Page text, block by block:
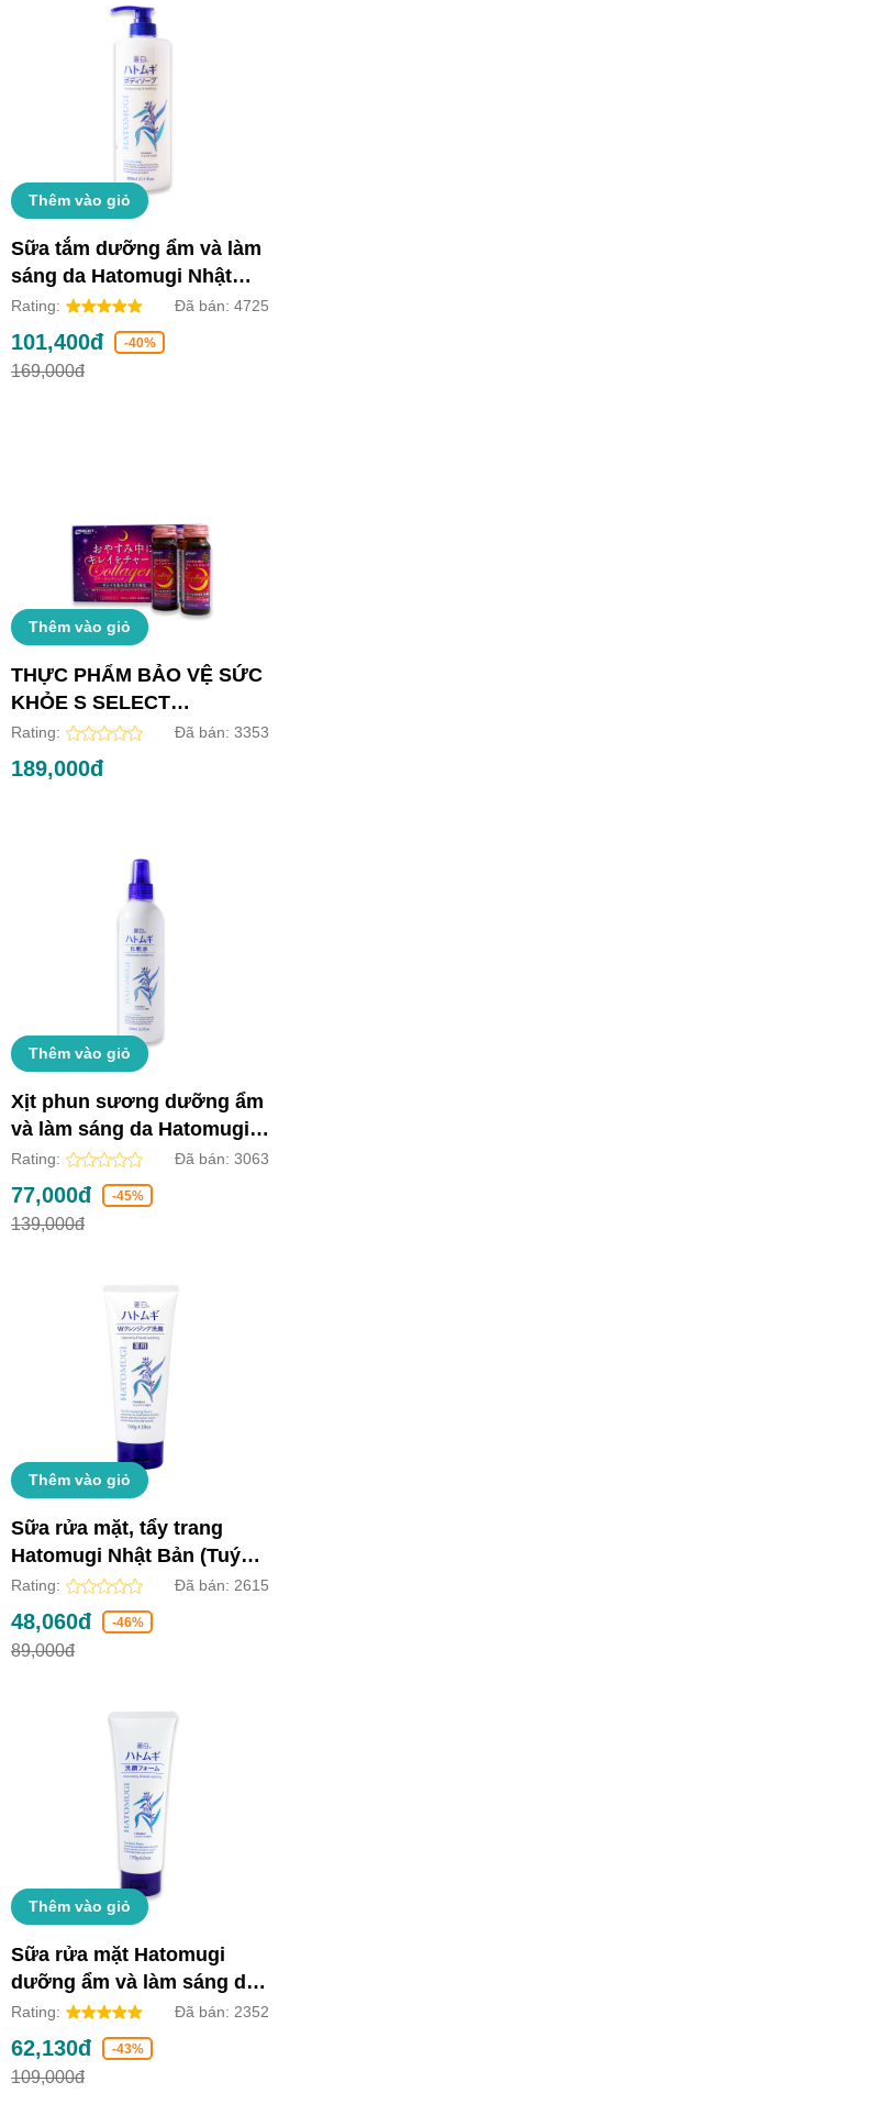
Thêm vào giỏ
Sữa tắm dưỡng ẩm và làm
sáng da Hatomugi Nhật
Bản (Chai 800ml)
Rating: Đã bán: 4725
101,400đ -40%
169,000đ
Thêm vào giỏ
THỰC PHẨM BẢO VỆ SỨC
KHỎE S SELECT
COLLAGEN DRINK (HỘP
10 LỌ)
Rating: Đã bán: 3353
189,000đ
Thêm vào giỏ
Xịt phun sương dưỡng ẩm
và làm sáng da Hatomugi
Nhật Bản (Chai 250ml)
Rating: Đã bán: 3063
77,000đ -45%
139,000đ
Thêm vào giỏ
Sữa rửa mặt, tẩy trang
Hatomugi Nhật Bản (Tuýp
130g)
Rating: Đã bán: 2615
48,060đ -46%
89,000đ
Thêm vào giỏ
Sữa rửa mặt Hatomugi
dưỡng ẩm và làm sáng da
(Tuýp 170g)
Rating: Đã bán: 2352
62,130đ -43%
109,000đ